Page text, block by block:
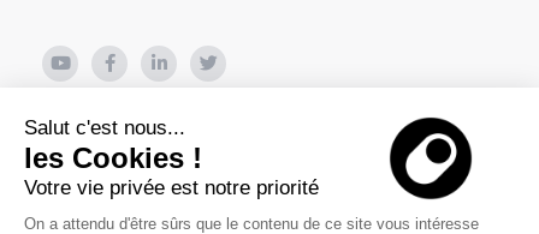
Salut c'est nous...
les Cookies !
Votre vie privée est notre priorité
On a attendu d'être sûrs que le contenu de ce site vous intéresse
26 Boulevard de Bonne Nouvelle
75010 PARIS, France
Viru Väljak 2, Tallin